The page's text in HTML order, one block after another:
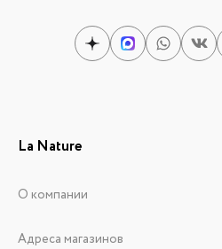
La Nature
О компании
Адреса магазинов